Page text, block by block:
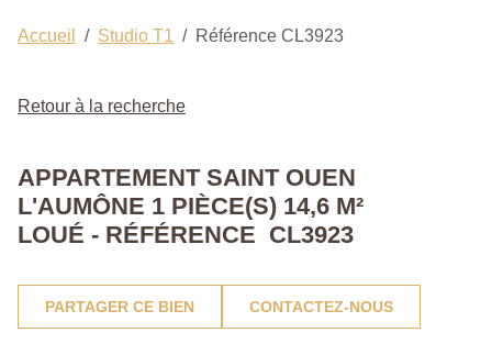
Accueil Studio T1 Référence CL3923
Retour à la recherche
APPARTEMENT SAINT OUEN
L'AUMÔNE 1 PIÈCE(S) 14,6 M²
LOUÉ - RÉFÉRENCE CL3923
PARTAGER CE BIEN CONTACTEZ-NOUS